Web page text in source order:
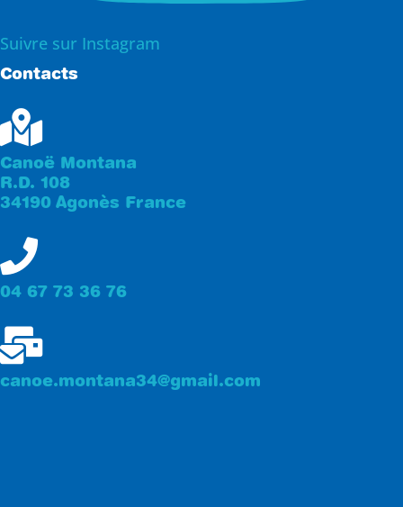
Suivre sur Instagram
Contacts
Canoë Montana
R.D. 108
34190 Agonès France
04 67 73 36 76
canoe.montana34@gmail.com